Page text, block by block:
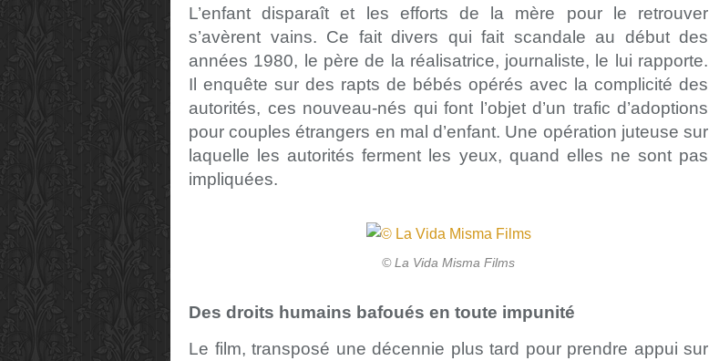
L’enfant disparaît et les efforts de la mère pour le retrouver
s’avèrent vains. Ce fait divers qui fait scandale au début des
années 1980, le père de la réalisatrice, journaliste, le lui rapporte.
Il enquête sur des rapts de bébés opérés avec la complicité des
autorités, ces nouveau-nés qui font l’objet d’un trafic d’adoptions
pour couples étrangers en mal d’enfant. Une opération juteuse sur
laquelle les autorités ferment les yeux, quand elles ne sont pas
impliquées.
© La Vida Misma Films
Des droits humains bafoués en toute impunité
Le film, transposé une décennie plus tard pour prendre appui sur